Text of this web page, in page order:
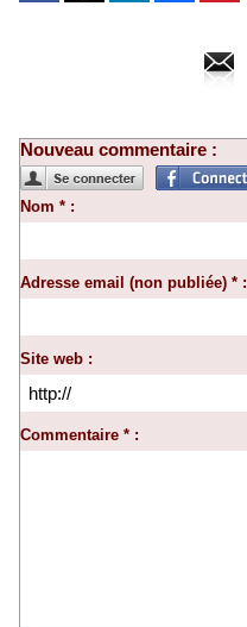
Nouveau commentaire :
Nom * :
Adresse email (non publiée) * :
Site web :
Commentaire * :